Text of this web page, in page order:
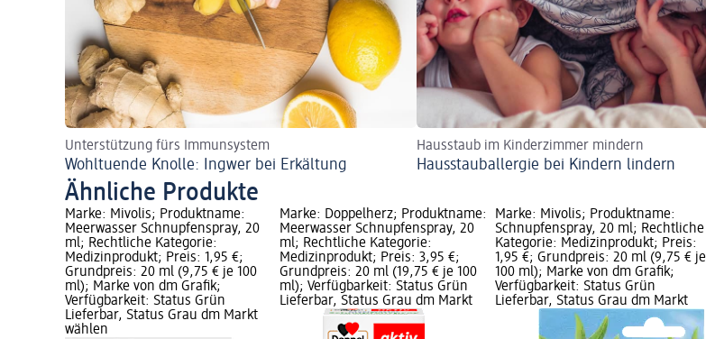
Unterstützung fürs Immunsystem
Wohltuende Knolle: Ingwer bei Erkältung
Hausstaub im Kinderzimmer mindern
Hausstauballergie bei Kindern lindern
Ähnliche Produkte
Marke: Mivolis; Produktname:
Meerwasser Schnupfenspray, 20
ml; Rechtliche Kategorie:
Medizinprodukt; Preis: 1,95 €;
Grundpreis: 20 ml (9,75 € je 100
ml); Marke von dm Grafik;
Verfügbarkeit: Status Grün
Lieferbar, Status Grau dm Markt
wählen
Marke: Doppelherz; Produktname:
Meerwasser Schnupfenspray, 20
ml; Rechtliche Kategorie:
Medizinprodukt; Preis: 3,95 €;
Grundpreis: 20 ml (19,75 € je 100
ml); Verfügbarkeit: Status Grün
Lieferbar, Status Grau dm Markt
Marke: Mivolis; Produktname:
Schnupfenspray, 20 ml; Rechtliche
Kategorie: Medizinprodukt; Preis:
1,95 €; Grundpreis: 20 ml (9,75 € je
100 ml); Marke von dm Grafik;
Verfügbarkeit: Status Grün
Lieferbar, Status Grau dm Markt